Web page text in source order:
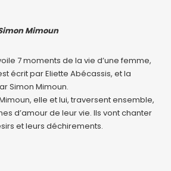
Mimoun
7 moments de la vie d’une femme,
écrit par Eliette Abécassis, et la
Simon Mimoun.
elle et lui, traversent ensemble,
d’amour de leur vie. Ils vont chanter
et leurs déchirements.